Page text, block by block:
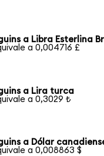
a Libra Esterlina
a 0,004716 £
a Lira turca
a 0,3029 ₺
a Dólar
a 0,008863 $